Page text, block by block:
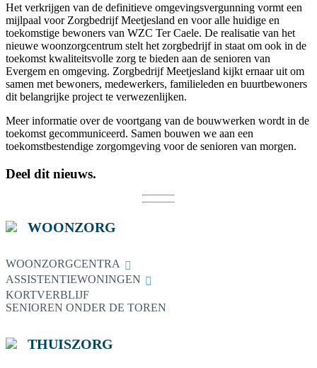
Het verkrijgen van de definitieve omgevingsvergunning vormt een
mijlpaal voor Zorgbedrijf Meetjesland en voor alle huidige en
toekomstige bewoners van WZC Ter Caele. De realisatie van het
nieuwe woonzorgcentrum stelt het zorgbedrijf in staat om ook in de
toekomst kwaliteitsvolle zorg te bieden aan de senioren van
Evergem en omgeving. Zorgbedrijf Meetjesland kijkt ernaar uit om
samen met bewoners, medewerkers, familieleden en buurtbewoners
dit belangrijke project te verwezenlijken.
Meer informatie over de voortgang van de bouwwerken wordt in de
toekomst gecommuniceerd. Samen bouwen we aan een
toekomstbestendige zorgomgeving voor de senioren van morgen.
Deel dit nieuws.
WOONZORG
WOONZORGCENTRA
ASSISTENTIEWONINGEN
KORTVERBLIJF
SENIOREN ONDER DE TOREN
THUISZORG